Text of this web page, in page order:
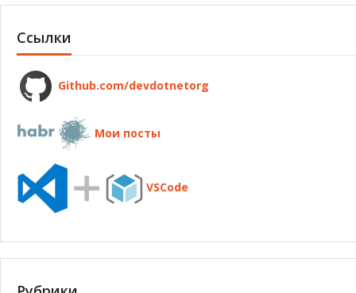
Ссылки
Github.com/devdotnetorg
Мои посты
VSCode